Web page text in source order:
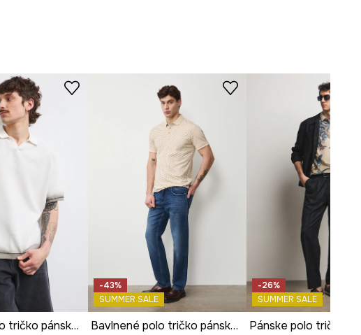
Úpletové polo tričko pánske bavlnené
-43%
SUMMER SALE
Bavlnené polo tričko pánske s elastanom a s drobným vzorom
-26%
SUMMER SALE